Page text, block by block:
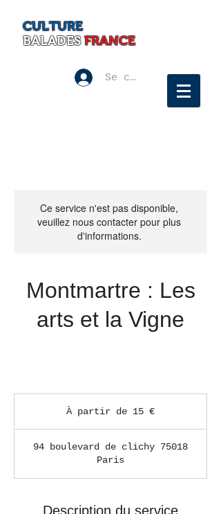
CULTURE
BALADES FRANCE
Se connecter
Ce service n'est pas disponible,
veuillez nous contacter pour plus
d'informations.
Montmartre : Les
arts et la Vigne
euros
À partir de 15 €
94 boulevard de clichy 75018
Paris
Description du service